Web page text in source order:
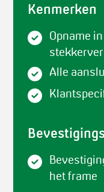
Kenmerken
Opname
Alle
het frame